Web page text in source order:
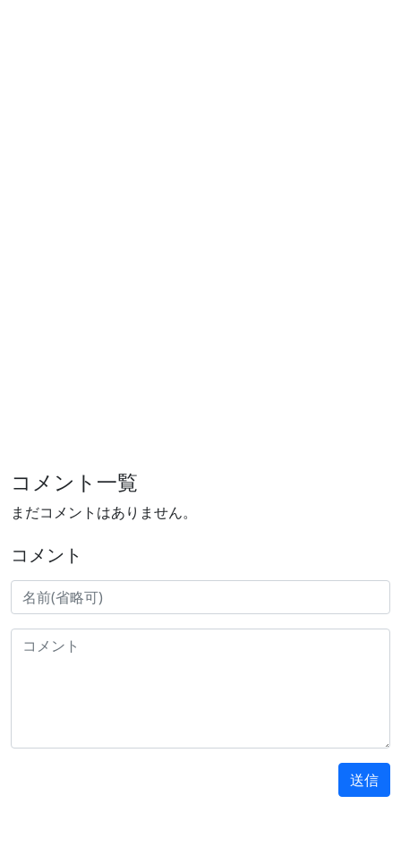
コメント一覧
まだコメントはありません。
コメント
送信